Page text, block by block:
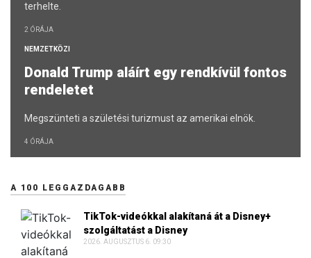
terhelte.
2 ÓRÁJA
NEMZETKÖZI
Donald Trump aláírt egy rendkívül fontos
rendeletet
Megszünteti a születési turizmust az amerikai elnök.
4 ÓRÁJA
A 100 LEGGAZDAGABB
TikTok-videókkal alakítaná át a Disney+
szolgáltatást a Disney
2026. AUGUSZTUS 6. 09:30